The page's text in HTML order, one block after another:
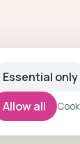
Essential only
Allow all